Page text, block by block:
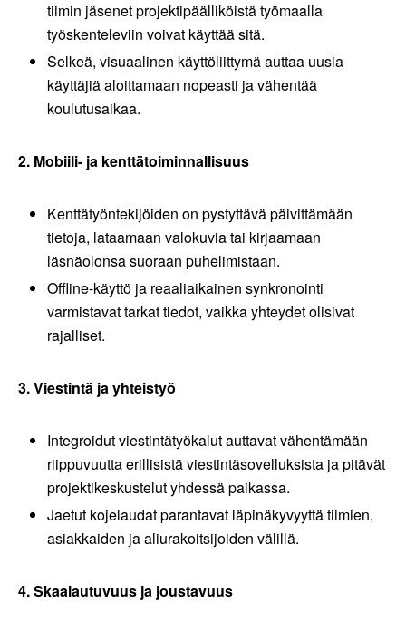
tiimin jäsenet projektipäälliköistä työmaalla
työskenteleviin voivat käyttää sitä.
Selkeä, visuaalinen käyttöliittymä auttaa uusia
käyttäjiä aloittamaan nopeasti ja vähentää
koulutusaikaa.
2. Mobiili- ja kenttätoiminnallisuus
Kenttätyöntekijöiden on pystyttävä päivittämään
tietoja, lataamaan valokuvia tai kirjaamaan
läsnäolonsa suoraan puhelimistaan.
Offline-käyttö ja reaaliaikainen synkronointi
varmistavat tarkat tiedot, vaikka yhteydet olisivat
rajalliset.
3. Viestintä ja yhteistyö
Integroidut viestintätyökalut auttavat vähentämään
riippuvuutta erillisistä viestintäsovelluksista ja pitävät
projektikeskustelut yhdessä paikassa.
Jaetut kojelaudat parantavat läpinäkyvyyttä tiimien,
asiakkaiden ja aliurakoitsijoiden välillä.
4. Skaalautuvuus ja joustavuus